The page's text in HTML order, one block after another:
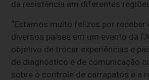
da resistência em diferentes
“Estamos muito felizes por receber
diversos países em um evento da
objetivo de trocar experiências e
de diagnóstico e de comunicação
sobre o controle de carrapatos e a